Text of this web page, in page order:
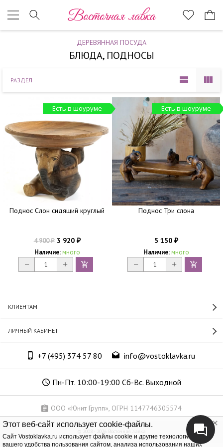
Этот веб-сайт использует cookie-файлы.
Cайт Vostoklavka.ru использует файлы cookie и другие технологии для
вашего удобства пользования сайтом, анализа использования наших
Восточная лавка
ДЕРЕВЯННАЯ ПОСУДА
БЛЮДА, ПОДНОСЫ
РАЗДЕЛ
Есть в шоуруме
Поднос Слон сидящий круглый
4 900₽3 920 ₽
Наличие: много
Есть в шоуруме
Поднос Три слона
5 150 ₽
Наличие: много
КЛИЕНТАМ
ЛИЧНЫЙ КАБИНЕТ
+7 (495) 374 57 80 info@vostoklavka.ru
Пн-Пт. 10:00-19:00 Сб-Вс. Выходной
ООО «Юнит Групп», ОГРН 1147746305574